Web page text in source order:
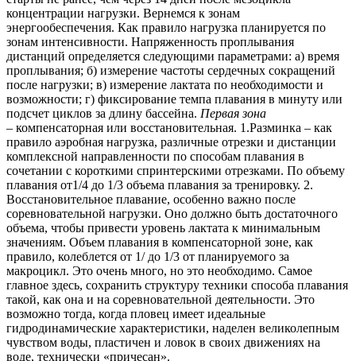
концентрации нагрузки. Вернемся к зонам
энергообеспечения. Как правило нагрузка планируется по
зонам интенсивности. Напряженность проплывания
дистанций определяется следующими параметрами: а) время
проплывания; б) измерение частоты сердечных сокращений
после нагрузки; в) измерение лактата по необходимости и
возможности; г) фиксирование темпа плавания в минуту или
подсчет циклов за длину бассейна. Первая зона
– компенсаторная или восстановительная. 1.Разминка – как
правило аэробная нагрузка, различные отрезки и дистанции
комплексной направленности по способам плавания в
сочетании с короткими спринтерскими отрезками. По объему
плавания от1/4 до 1/3 объема плавания за тренировку. 2.
Восстановительное плавание, особенно важно после
соревновательной нагрузки. Оно должно быть достаточного
объема, чтобы привести уровень лактата к минимальным
значениям. Объем плавания в компенсаторной зоне, как
правило, колеблется от 1/ до 1/3 от планируемого за
макроцикл. Это очень много, но это необходимо. Самое
главное здесь, сохранить структуру техники способа плавания
такой, как она и на соревновательной деятельности. Это
возможно тогда, когда пловец имеет идеальные
гидродинамические характеристики, наделен великолепным
чувством воды, пластичен и ловок в своих движениях на
воде, технически «причесан».